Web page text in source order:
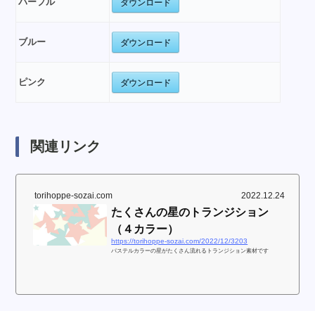
ブルー ダウンロード
ピンク ダウンロード
関連リンク
torihoppe-sozai.com 2022.12.24
たくさんの星のトランジション
（４カラー）
https://torihoppe-sozai.com/2022/12/3203
パステルカラーの星がたくさん流れるトランジション素材です